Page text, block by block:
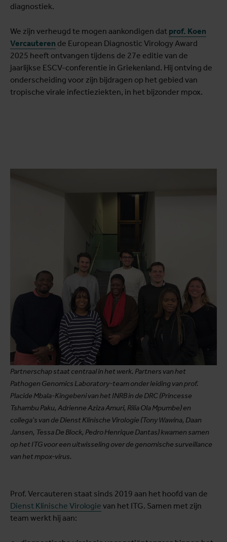
diagnostiek.
We zijn verheugd te mogen aankondigen dat prof. Koen
Vercauteren de European Diagnostic Virology Award
2025 heeft ontvangen tijdens de 27e editie van de
jaarlijkse ESCV-conferentie in Griekenland. Hij ontving de
onderscheiding voor zijn bijdragen op het gebied van
tropische virale infectieziekten, in het bijzonder mpox.
Partnerschap staat centraal in het werk. Partners van het
Pathogen Genomics Laboratory-team onder leiding van prof.
Placide Mbala-Kingebeni van het INRB in de DRC (Princesse
Tshambu Paku, Adrienne Aziza Amuri, Rilia Ola Mpumbe) en
collega's van de Dienst Klinische Virologie (Tony Wawina, Daan
Jansen, Tessa De Block, Pedro Henrique Dantas) kwamen samen
op het ITG voor een uitwisseling over de genomische surveillance
van het mpox-virus.
Prof. Vercauteren staat sinds 2019 aan het hoofd van de
Dienst Klinische Virologie van het ITG. Samen met zijn
team werkt hij aan: